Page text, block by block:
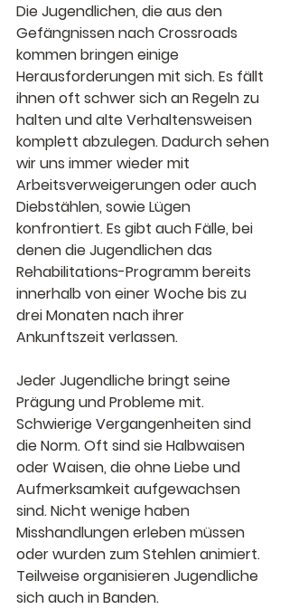
Die Jugendlichen, die aus den
Gefängnissen nach Crossroads
kommen bringen einige
Herausforderungen mit sich. Es fällt
ihnen oft schwer sich an Regeln zu
halten und alte Verhaltensweisen
komplett abzulegen. Dadurch sehen
wir uns immer wieder mit
Arbeitsverweigerungen oder auch
Diebstählen, sowie Lügen
konfrontiert. Es gibt auch Fälle, bei
denen die Jugendlichen das
Rehabilitations-Programm bereits
innerhalb von einer Woche bis zu
drei Monaten nach ihrer
Ankunftszeit verlassen.
Jeder Jugendliche bringt seine
Prägung und Probleme mit.
Schwierige Vergangenheiten sind
die Norm. Oft sind sie Halbwaisen
oder Waisen, die ohne Liebe und
Aufmerksamkeit aufgewachsen
sind. Nicht wenige haben
Misshandlungen erleben müssen
oder wurden zum Stehlen animiert.
Teilweise organisieren Jugendliche
sich auch in Banden.